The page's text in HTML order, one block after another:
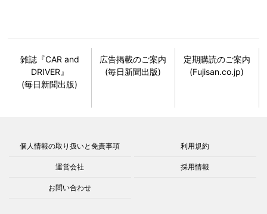
雑誌『CAR and
DRIVER』
(毎日新聞出版)
広告掲載のご案内
(毎日新聞出版)
定期購読のご案内
(Fujisan.co.jp)
個人情報の取り扱いと免責事項 利用規約
運営会社 採用情報
お問い合わせ